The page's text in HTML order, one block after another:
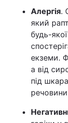
Алергія.
який
будь-
екземи.
а від
під